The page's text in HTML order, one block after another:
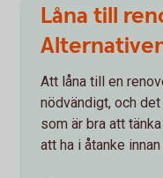
Låna till
Att låna till en
nödvändigt, och
som är bra att
att ha i åtanke